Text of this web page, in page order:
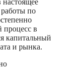
по
процесс в
капитальный
и рынка.